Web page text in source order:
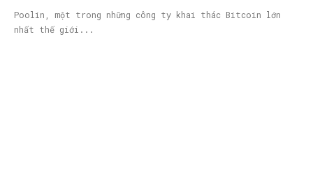
Poolin, một trong những công ty khai thác Bitcoin lớn
nhất thế giới...